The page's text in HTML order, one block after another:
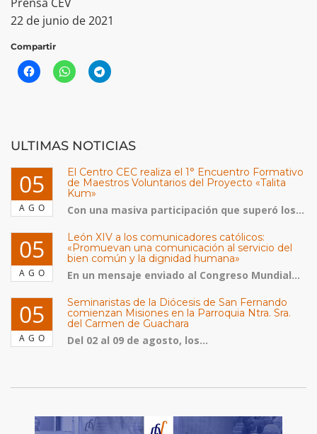
22 de junio de 2021
Compartir
ULTIMAS NOTICIAS
05
AGO
El Centro CEC realiza el 1° Encuentro Formativo
de Maestros Voluntarios del Proyecto «Talita
Kum»
Con una masiva participación que superó los...
05
AGO
León XIV a los comunicadores católicos:
«Promuevan una comunicación al servicio del
bien común y la dignidad humana»
En un mensaje enviado al Congreso Mundial...
05
AGO
Seminaristas de la Diócesis de San Fernando
comienzan Misiones en la Parroquia Ntra. Sra.
del Carmen de Guachara
Del 02 al 09 de agosto, los...